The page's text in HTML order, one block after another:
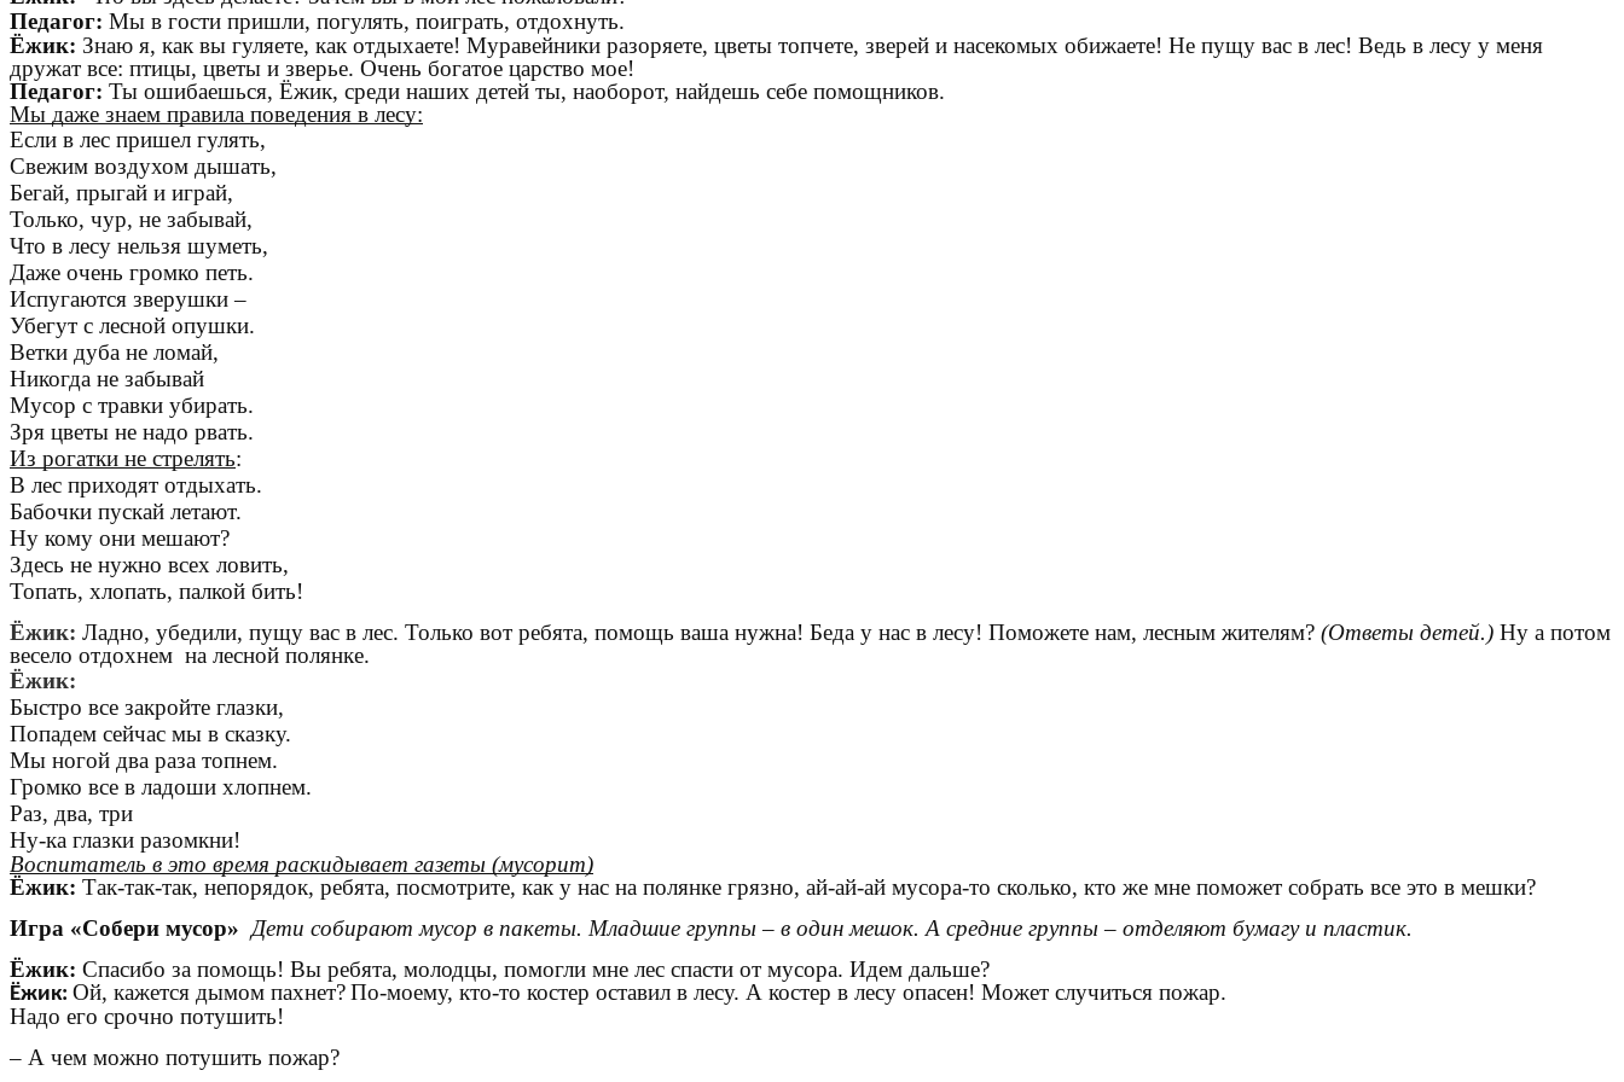
Педагог: Мы в гости пришли, погулять, поиграть, отдохнуть.
Ёжик: Знаю я, как вы гуляете, как отдыхаете! Муравейники разоряете, цветы топчете, зверей и насекомых обижаете! Не пущу вас в лес! Ведь в лесу у меня
дружат все: птицы, цветы и зверье. Очень богатое царство мое!
Педагог: Ты ошибаешься, Ёжик, среди наших детей ты, наоборот, найдешь себе помощников.
Мы даже знаем правила поведения в лесу:
Если в лес пришел гулять,
Свежим воздухом дышать,
Бегай, прыгай и играй,
Только, чур, не забывай,
Что в лесу нельзя шуметь,
Даже очень громко петь.
Испугаются зверушки –
Убегут с лесной опушки.
Ветки дуба не ломай,
Никогда не забывай
Мусор с травки убирать.
Зря цветы не надо рвать.
Из рогатки не стрелять:
В лес приходят отдыхать.
Бабочки пускай летают.
Ну кому они мешают?
Здесь не нужно всех ловить,
Топать, хлопать, палкой бить!
Ёжик: Ладно, убедили, пущу вас в лес. Только вот ребята, помощь ваша нужна! Беда у нас в лесу! Поможете нам, лесным жителям? (Ответы детей.) Ну а потом
весело отдохнем на лесной полянке.
Ёжик:
Быстро все закройте глазки,
Попадем сейчас мы в сказку.
Мы ногой два раза топнем.
Громко все в ладоши хлопнем.
Раз, два, три
Ну-ка глазки разомкни!
Воспитатель в это время раскидывает газеты (мусорит)
Ёжик: Так-так-так, непорядок, ребята, посмотрите, как у нас на полянке грязно, ай-ай-ай мусора-то сколько, кто же мне поможет собрать все это в мешки?
Игра «Собери мусор» Дети собирают мусор в пакеты. Младшие группы – в один мешок. А средние группы – отделяют бумагу и пластик.
Ёжик: Спасибо за помощь! Вы ребята, молодцы, помогли мне лес спасти от мусора. Идем дальше?
Ёжик: Ой, кажется дымом пахнет?По-моему, кто-то костер оставил в лесу. А костер в лесу опасен! Может случиться пожар.
Надо его срочно потушить!
– А чем можно потушить пожар?